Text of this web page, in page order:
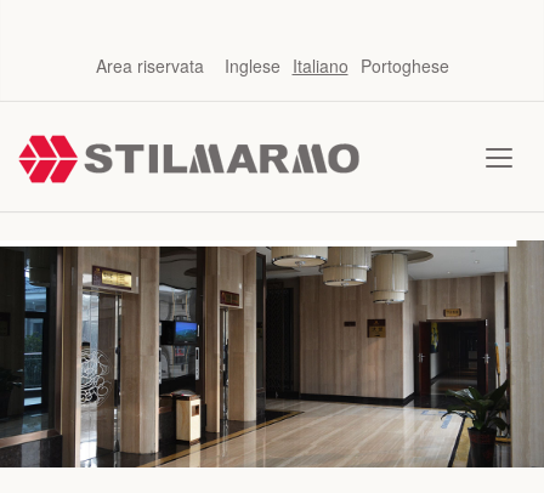
Area riservata Inglese Italiano Portoghese